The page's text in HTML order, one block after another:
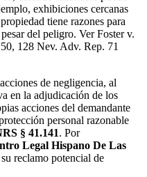
exhibiciones cercanas
tiene razones para
del peligro. Ver Foster v.
128 Nev. Adv. Rep. 71
de negligencia, al
en la adjudicación de los
acciones del demandante
personal razonable
§ 41.141. Por
Legal Hispano De Las
reclamo potencial de